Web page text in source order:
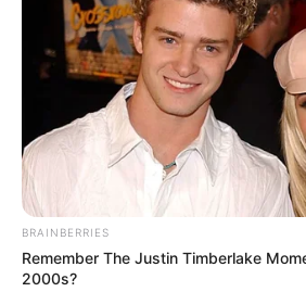
BRAINBERRIES
Remember The Justin Timberlake
2000s?